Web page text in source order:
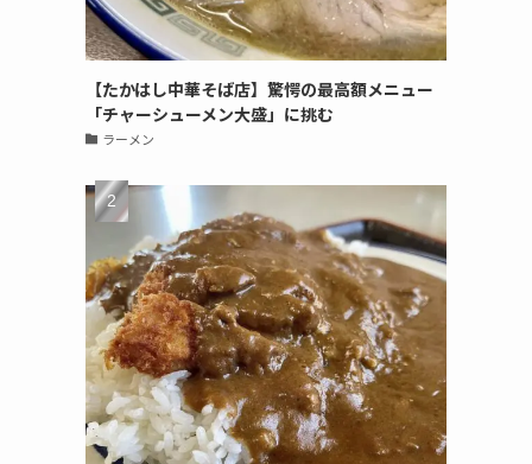
【たかはし中華そば店】驚愕の最高額メニュー
「チャーシューメン大盛」に挑む
ラーメン